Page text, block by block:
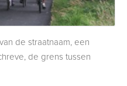
de straatnaam, een
de grens tussen